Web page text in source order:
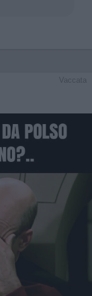
Vaccata